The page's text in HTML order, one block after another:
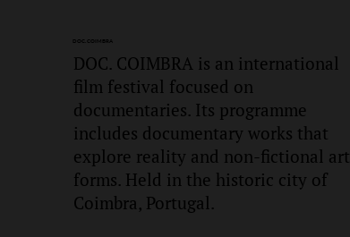
DOC. COIMBRA
DOC. COIMBRA is an international
film festival focused on
documentaries. Its programme
includes documentary works that
explore reality and non-fictional art
forms. Held in the historic city of
Coimbra, Portugal.